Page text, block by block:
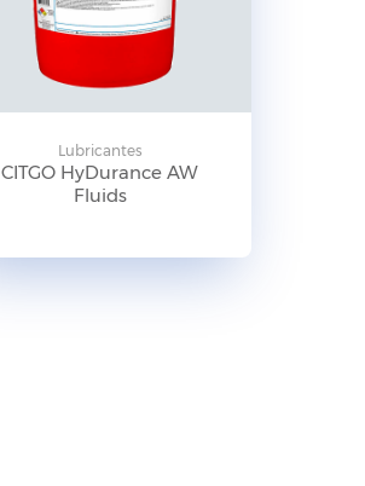
Lubricantes
CITGO HyDurance AW
Fluids